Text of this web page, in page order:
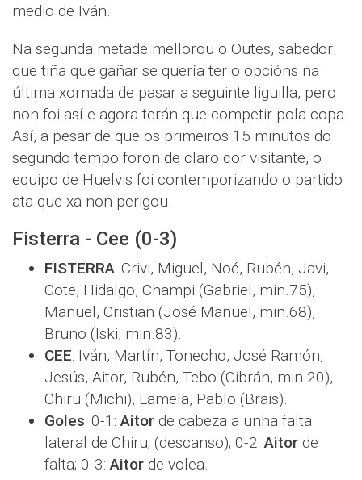
medio de Iván.
Na segunda metade mellorou o Outes, sabedor
que tiña que gañar se quería ter o opcións na
última xornada de pasar a seguinte liguilla, pero
non foi así e agora terán que competir pola copa.
Así, a pesar de que os primeiros 15 minutos do
segundo tempo foron de claro cor visitante, o
equipo de Huelvis foi contemporizando o partido
ata que xa non perigou.
Fisterra - Cee (0-3)
FISTERRA: Crivi, Miguel, Noé, Rubén, Javi,
Cote, Hidalgo, Champi (Gabriel, min.75),
Manuel, Cristian (José Manuel, min.68),
Bruno (Iski, min.83).
CEE: Iván, Martín, Tonecho, José Ramón,
Jesús, Aitor, Rubén, Tebo (Cibrán, min.20),
Chiru (Michi), Lamela, Pablo (Brais).
Goles: 0-1: Aitor de cabeza a unha falta
lateral de Chiru; (descanso); 0-2: Aitor de
falta; 0-3: Aitor de volea.